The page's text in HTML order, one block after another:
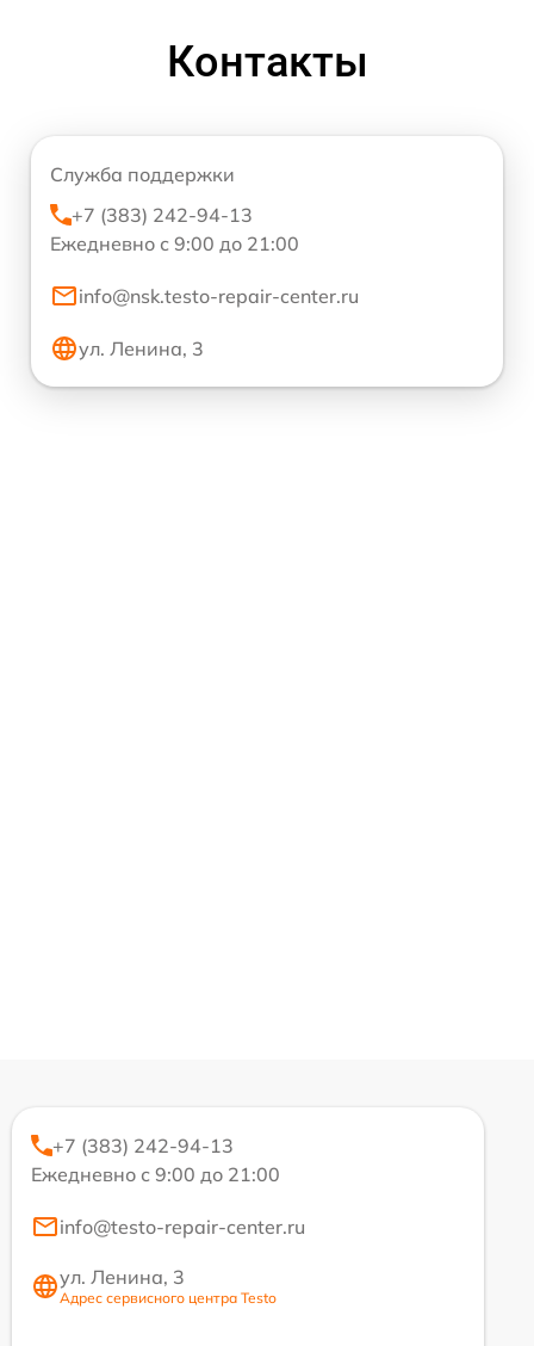
Контакты
Служба поддержки
+7 (383) 242-94-13
Ежедневно с 9:00 до 21:00
info@nsk.testo-repair-center.ru
ул. Ленина, 3
+7 (383) 242-94-13
Ежедневно с 9:00 до 21:00
info@testo-repair-center.ru
ул. Ленина, 3
Адрес сервисного центра Testo